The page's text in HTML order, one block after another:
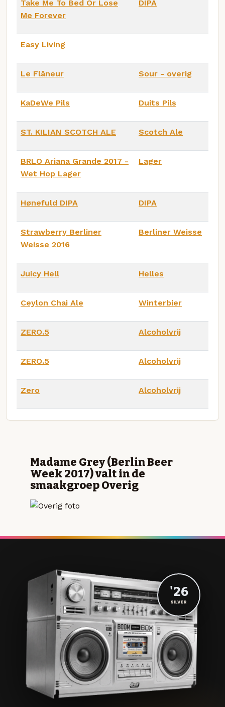
Take Me To Bed Or Lose
Me Forever
DIPA
Easy Living
Le Flâneur Sour - overig
KaDeWe Pils Duits Pils
ST. KILIAN SCOTCH ALE Scotch Ale
BRLO Ariana Grande 2017 -
Wet Hop Lager
Lager
Hønefuld DIPA DIPA
Strawberry Berliner
Weisse 2016
Berliner Weisse
Juicy Hell Helles
Ceylon Chai Ale Winterbier
ZERO.5 Alcoholvrij
ZERO.5 Alcoholvrij
Zero Alcoholvrij
Madame Grey (Berlin Beer
Week 2017) valt in de
smaakgroep Overig
'26
SILVER